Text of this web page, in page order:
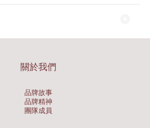
關於我們
品牌故事
品牌精神
團隊成員